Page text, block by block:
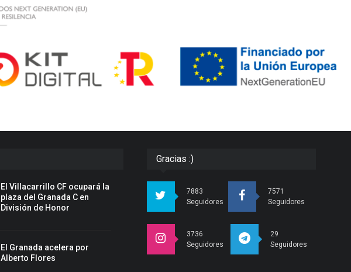
El Villacarrillo CF ocupará la
plaza del Granada C en
División de Honor
El Granada acelera por
Alberto Flores
Gracias :)
7883
Seguidores
7571
Seguidores
3736
Seguidores
29
Seguidores